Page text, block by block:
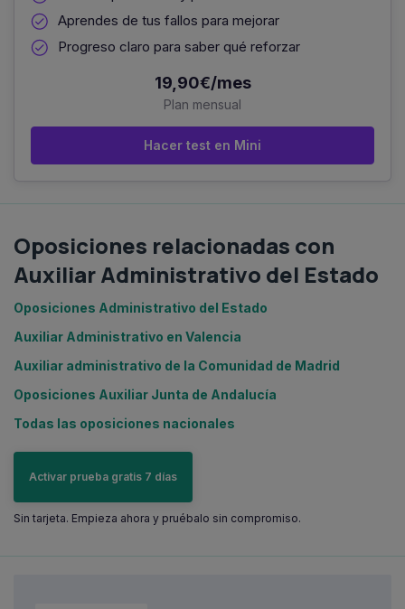
Aprendes de tus fallos para mejorar
Progreso claro para saber qué reforzar
19,90€/mes
Plan mensual
Hacer test en Mini
Oposiciones relacionadas con
Auxiliar Administrativo del Estado
Oposiciones Administrativo del Estado
Auxiliar Administrativo en Valencia
Auxiliar administrativo de la Comunidad de Madrid
Oposiciones Auxiliar Junta de Andalucía
Todas las oposiciones nacionales
Activar prueba gratis 7 días
Sin tarjeta. Empieza ahora y pruébalo sin compromiso.